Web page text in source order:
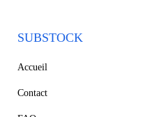
SUBSTOCK
Accueil
Contact